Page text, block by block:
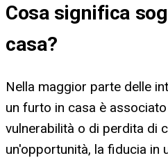
Cosa significa
casa?
Nella maggior parte delle
un furto in casa è
vulnerabilità o di perdita di
un'opportunità, la fiducia in